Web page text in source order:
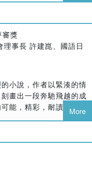
獎
事長 許建崑、國語日
小說，作者以緊湊的情
畫出一段奔馳飛越的成
能，精彩，耐讀，激勵
）：
了。整篇故事不斷有意
。情節、人物、主題、
More